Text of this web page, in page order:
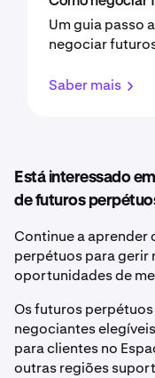
Um guia passo
negociar
Saber mais
Está interessado
de futuros
Continue a aprender
perpétuos para
oportunidades de
Os futuros
negociantes
para clientes no
outras regiões